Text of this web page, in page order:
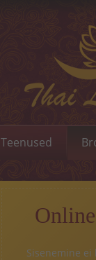
Teenused
Sisenemine